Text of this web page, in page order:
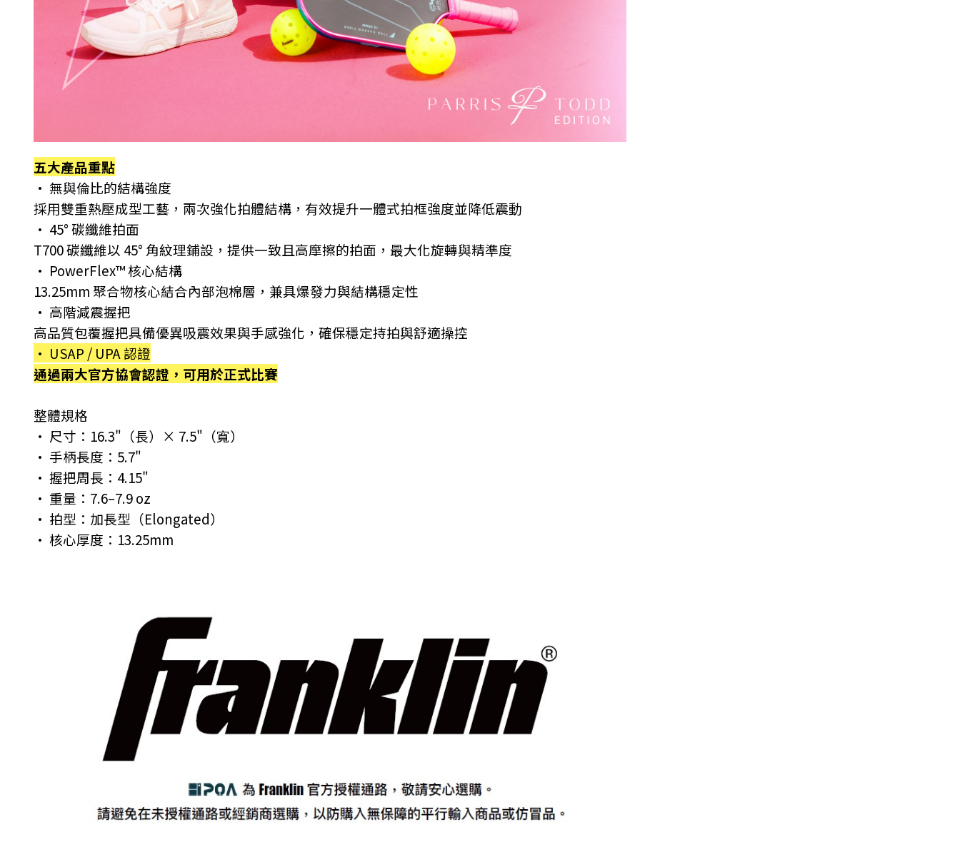
五大產品重點
• 無與倫比的結構強度
採用雙重熱壓成型工藝，兩次強化拍體結構，有效提升一體式拍框強度並降低震動
• 45° 碳纖維拍面
T700 碳纖維以 45° 角紋理鋪設，提供一致且高摩擦的拍面，最大化旋轉與精準度
• PowerFlex™ 核心結構
13.25mm 聚合物核心結合內部泡棉層，兼具爆發力與結構穩定性
• 高階減震握把
高品質包覆握把具備優異吸震效果與手感強化，確保穩定持拍與舒適操控
• USAP / UPA 認證
通過兩大官方協會認證，可用於正式比賽
整體規格
• 尺寸：16.3"（長）× 7.5"（寬）
• 手柄長度：5.7"
• 握把周長：4.15"
• 重量：7.6–7.9 oz
• 拍型：加長型（Elongated）
• 核心厚度：13.25mm